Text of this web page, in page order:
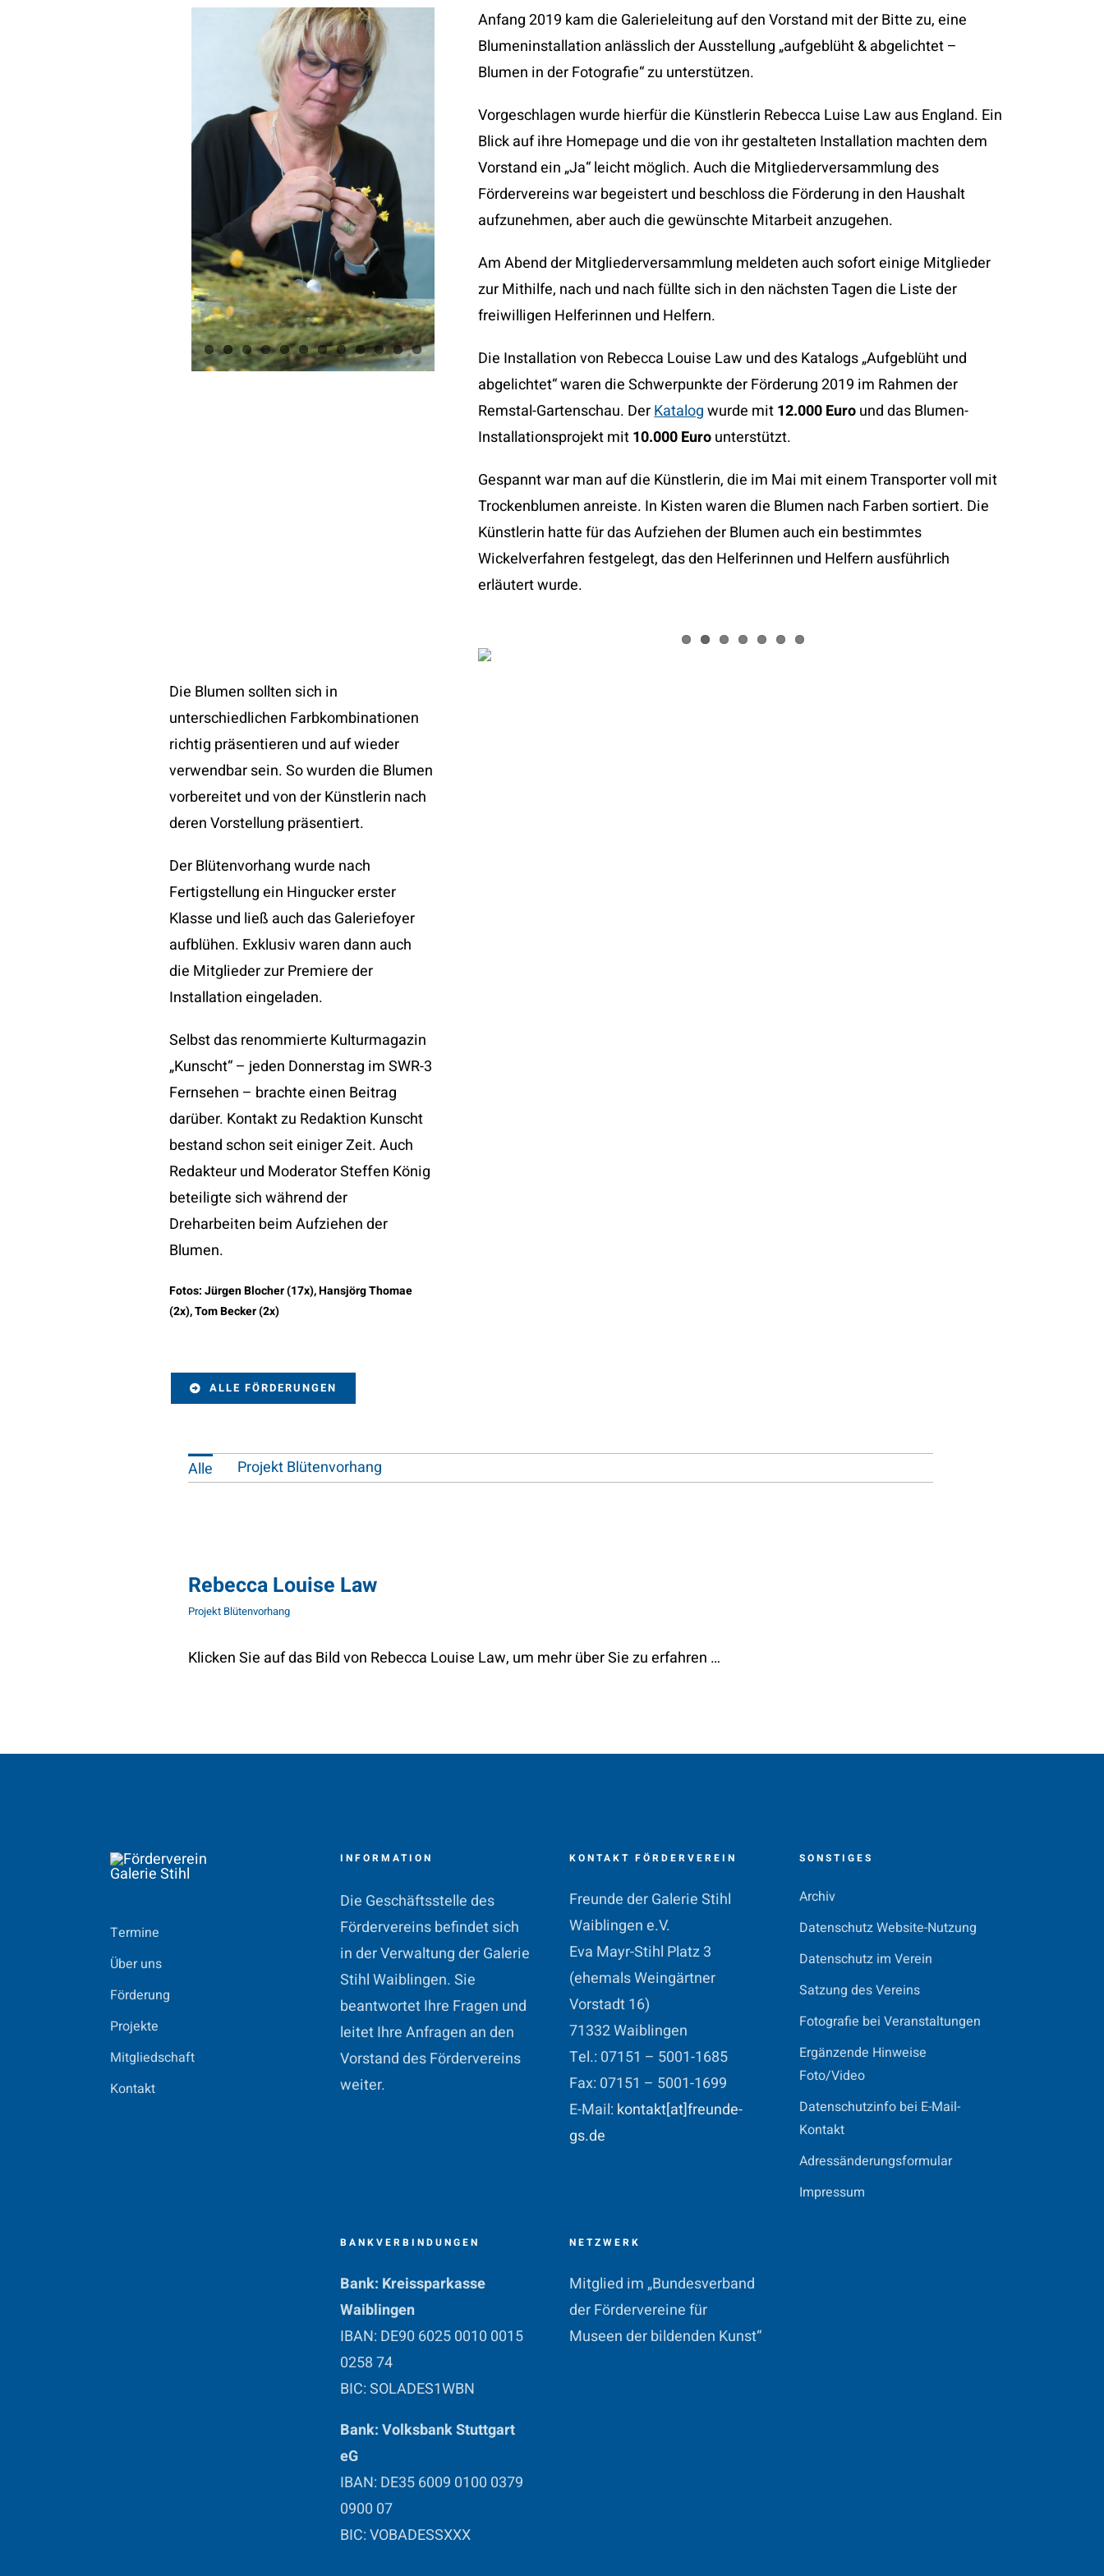
KONTAKT
Anfang 2019 kam die Galerieleitung auf den Vorstand mit der Bitte zu, eine
Blumeninstallation anlässlich der Ausstellung „aufgeblüht & abgelichtet –
Blumen in der Fotografie“ zu unterstützen.
Vorgeschlagen wurde hierfür die Künstlerin Rebecca Luise Law aus England. Ein
Blick auf ihre Homepage und die von ihr gestalteten Installation machten dem
Vorstand ein „Ja“ leicht möglich. Auch die Mitgliederversammlung des
Fördervereins war begeistert und beschloss die Förderung in den Haushalt
aufzunehmen, aber auch die gewünschte Mitarbeit anzugehen.
Am Abend der Mitgliederversammlung meldeten auch sofort einige Mitglieder
zur Mithilfe, nach und nach füllte sich in den nächsten Tagen die Liste der
freiwilligen Helferinnen und Helfern.
Die Installation von Rebecca Louise Law und des Katalogs „Aufgeblüht und
abgelichtet“ waren die Schwerpunkte der Förderung 2019 im Rahmen der
Remstal-Gartenschau. DerKatalogwurde mit12.000 Euround das Blumen-
Installationsprojekt mit10.000 Eurounterstützt.
Gespannt war man auf die Künstlerin, die im Mai mit einem Transporter voll mit
Trockenblumen anreiste. In Kisten waren die Blumen nach Farben sortiert. Die
Künstlerin hatte für das Aufziehen der Blumen auch ein bestimmtes
Wickelverfahren festgelegt, das den Helferinnen und Helfern ausführlich
erläutert wurde.
Die Blumen sollten sich in
unterschiedlichen Farbkombinationen
richtig präsentieren und auf wieder
verwendbar sein. So wurden die Blumen
vorbereitet und von der Künstlerin nach
deren Vorstellung präsentiert.
Der Blütenvorhang wurde nach
Fertigstellung ein Hingucker erster
Klasse und ließ auch das Galeriefoyer
aufblühen. Exklusiv waren dann auch
die Mitglieder zur Premiere der
Installation eingeladen.
Selbst das renommierte Kulturmagazin
„Kunscht“ – jeden Donnerstag im SWR-3
Fernsehen – brachte einen Beitrag
darüber. Kontakt zu Redaktion Kunscht
bestand schon seit einiger Zeit. Auch
Redakteur und Moderator Steffen König
beteiligte sich während der
Dreharbeiten beim Aufziehen der
Blumen.
Fotos: Jürgen Blocher (17x), Hansjörg Thomae
(2x), Tom Becker (2x)
ALLE FÖRDERUNGEN
Alle Projekt Blütenvorhang
Rebecca Louise Law
Projekt Blütenvorhang
Klicken Sie auf das Bild von Rebecca Louise Law, um mehr über Sie zu erfahren …
Termine
Über uns
Förderung
Projekte
Mitgliedschaft
Kontakt
INFORMATION
Die Geschäftsstelle des
Fördervereins befindet sich
in der Verwaltung der Galerie
Stihl Waiblingen. Sie
beantwortet Ihre Fragen und
leitet Ihre Anfragen an den
Vorstand des Fördervereins
weiter.
KONTAKT FÖRDERVEREIN
Freunde der Galerie Stihl
Waiblingen e.V.
Eva Mayr-Stihl Platz 3
(ehemals Weingärtner
Vorstadt 16)
71332 Waiblingen
Tel.: 07151 – 5001-1685
Fax: 07151 – 5001-1699
E-Mail: kontakt[at]freunde-
gs.de
SONSTIGES
Archiv
Datenschutz Website-Nutzung
Datenschutz im Verein
Satzung des Vereins
Fotografie bei Veranstaltungen
Ergänzende Hinweise
Foto/Video
Datenschutzinfo bei E-Mail-
Kontakt
Adressänderungsformular
Impressum
BANKVERBINDUNGEN
Bank: Kreissparkasse
Waiblingen
IBAN: DE90 6025 0010 0015
0258 74
BIC: SOLADES1WBN
Bank: Volksbank Stuttgart
eG
IBAN: DE35 6009 0100 0379
0900 07
BIC: VOBADESSXXX
NETZWERK
Mitglied im „Bundesverband
der Fördervereine für
Museen der bildenden Kunst“